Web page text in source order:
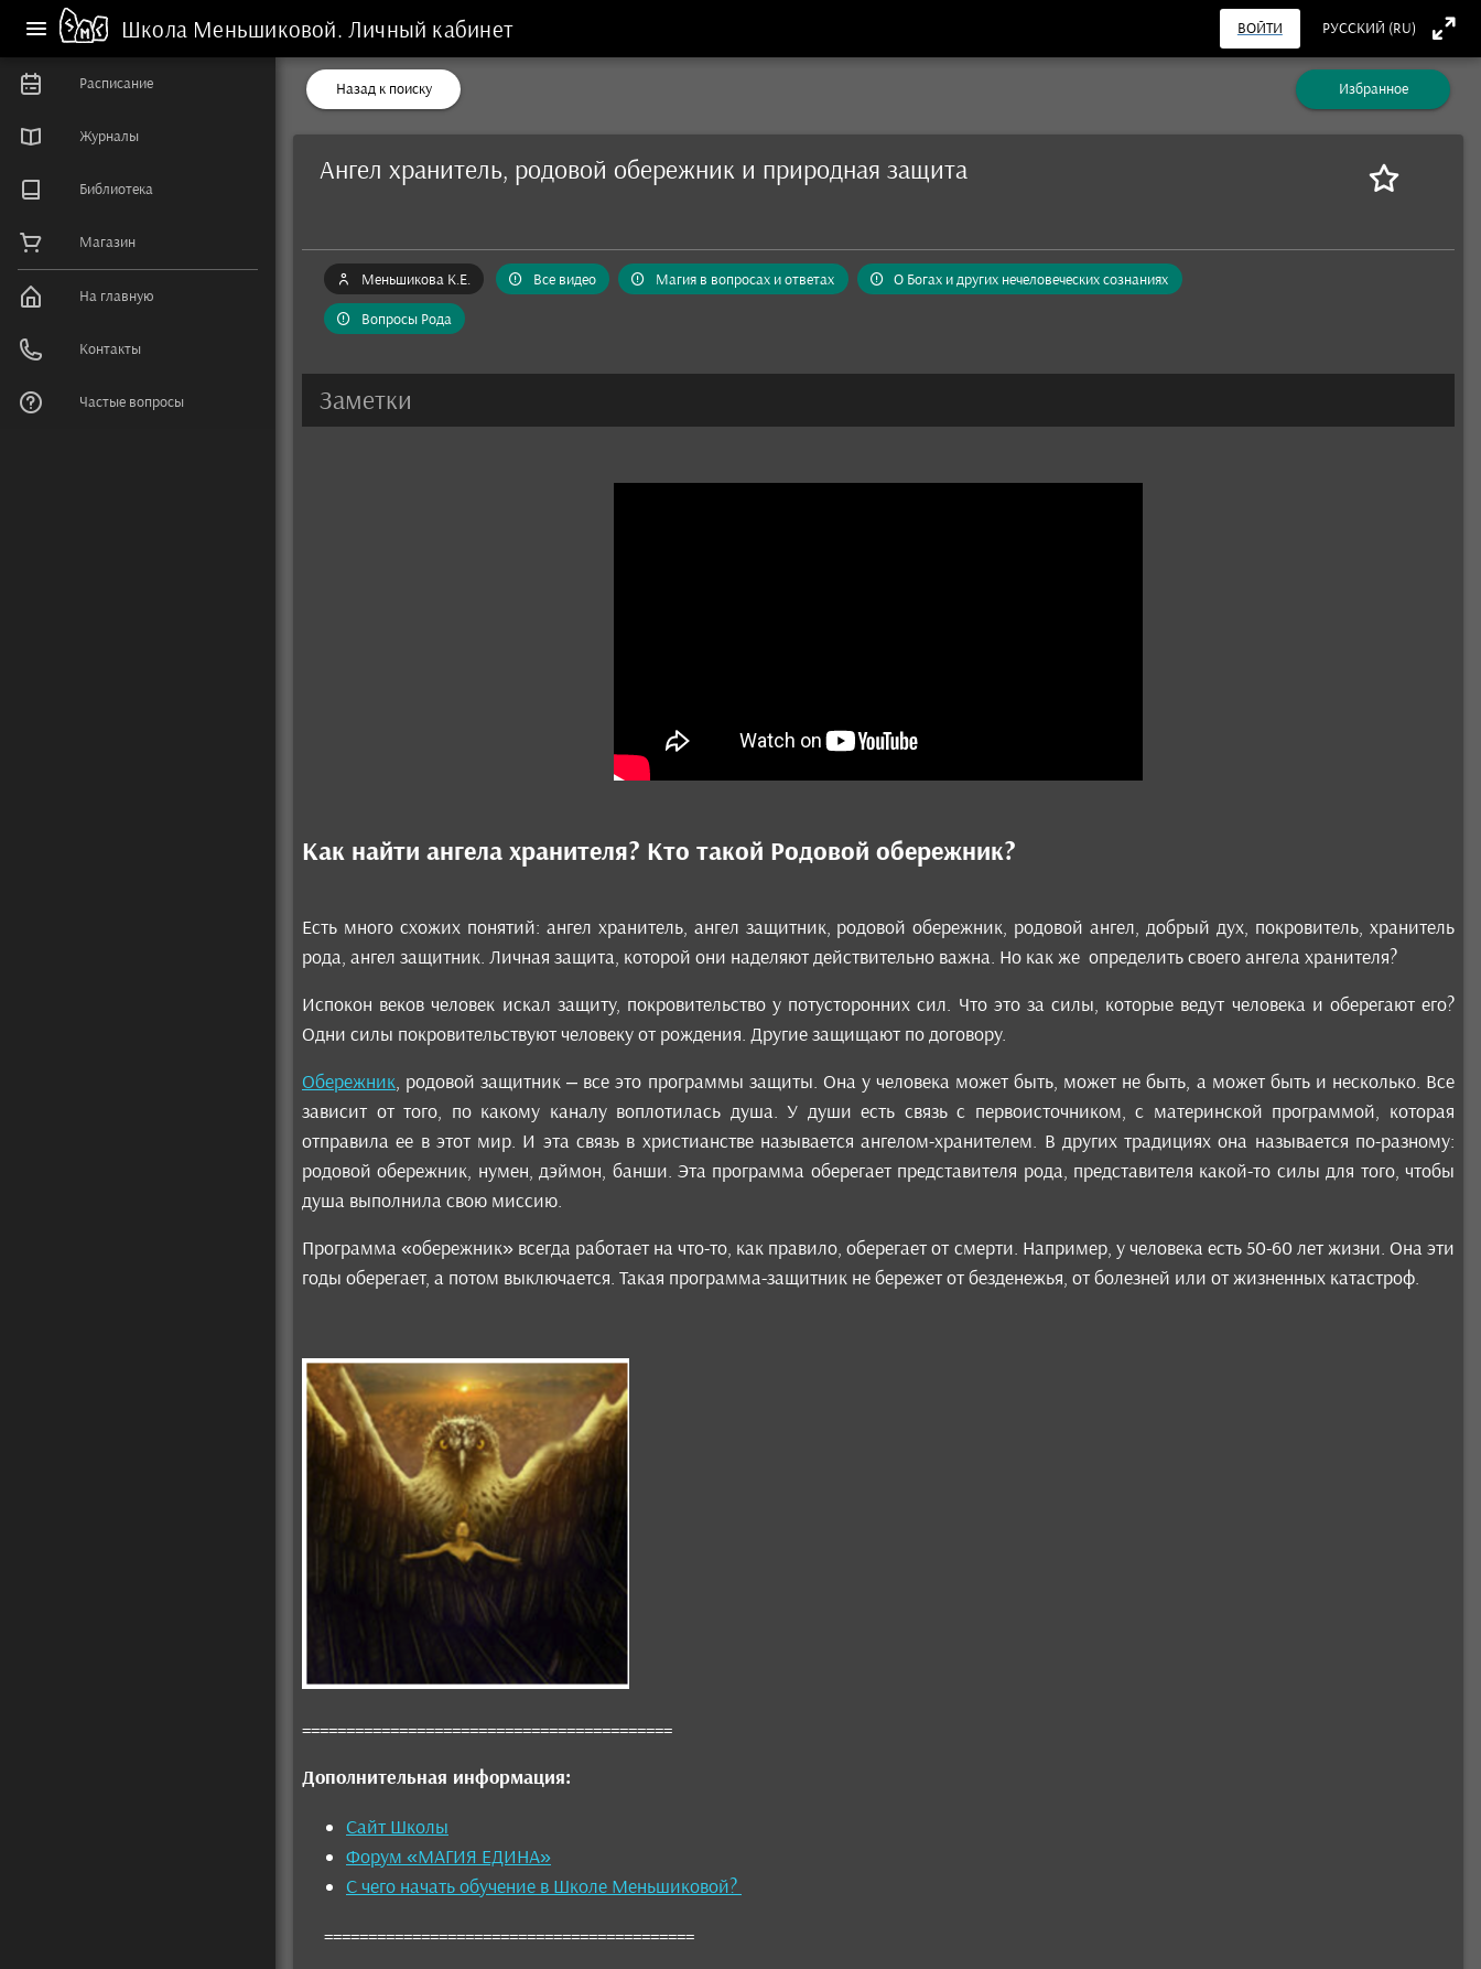
Школа Меньшиковой. Личный кабинет ВОЙТИ РУССКИЙ (RU)
Расписание
Журналы
Библиотека
Магазин
На главную
Контакты
Частые вопросы
Назад к поиску Избранное
Ангел хранитель, родовой обережник и природная защита
Меньшикова К.Е. Все видео Магия в вопросах и ответах О Богах и других нечеловеческих сознаниях
Вопросы Рода
Заметки
Как найти ангела хранителя? Кто такой Родовой обережник?
Есть много схожих понятий: ангел хранитель, ангел защитник, родовой обережник, родовой ангел, добрый дух, покровитель, хранитель
рода, ангел защитник. Личная защита, которой они наделяют действительно важна. Но как же определить своего ангела хранителя?
Испокон веков человек искал защиту, покровительство у потусторонних сил. Что это за силы, которые ведут человека и оберегают его?
Одни силы покровительствуют человеку от рождения. Другие защищают по договору.
Обережник, родовой защитник – все это программы защиты. Она у человека может быть, может не быть, а может быть и несколько. Все
зависит от того, по какому каналу воплотилась душа. У души есть связь с первоисточником, с материнской программой, которая
отправила ее в этот мир. И эта связь в христианстве называется ангелом-хранителем. В других традициях она называется по-разному:
родовой обережник, нумен, дэймон, банши. Эта программа оберегает представителя рода, представителя какой-то силы для того, чтобы
душа выполнила свою миссию.
Программа «обережник» всегда работает на что-то, как правило, оберегает от смерти. Например, у человека есть 50-60 лет жизни. Она эти
годы оберегает, а потом выключается. Такая программа-защитник не бережет от безденежья, от болезней или от жизненных катастроф.
==========================================
Дополнительная информация:
Сайт Школы
Форум «МАГИЯ ЕДИНА»
С чего начать обучение в Школе Меньшиковой?
==========================================